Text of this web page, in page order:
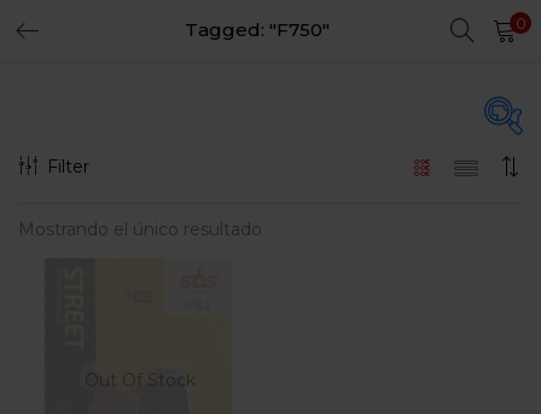
Tagged: "F750" 0
En oferta
Filter
Mostrando el único resultado
Out Of Stock
REGISTER
Remember me